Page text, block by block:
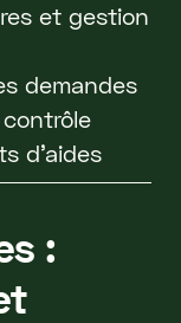
et gestion
demandes
d’aides
: